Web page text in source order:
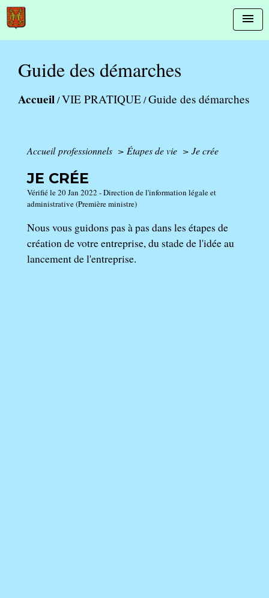
menu
Guide des démarches
Accueil/VIE PRATIQUE/Guide des démarches
Accueil professionnels > Étapes de vie > Je crée
JE CRÉE
Vérifié le 20 Jan 2022 - Direction de l'information légale et
administrative (Première ministre)
Nous vous guidons pas à pas dans les étapes de
création de votre entreprise, du stade de l'idée au
lancement de l'entreprise.